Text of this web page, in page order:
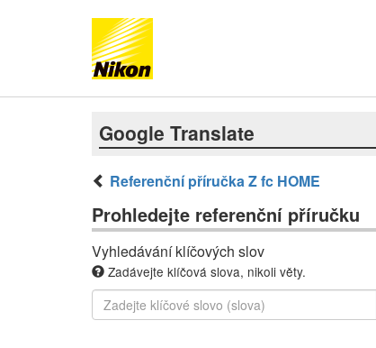
Google Translate
Referenční příručka Z fc HOME
Prohledejte referenční příručku
Vyhledávání klíčových slov
Zadávejte klíčová slova, nikoli věty.